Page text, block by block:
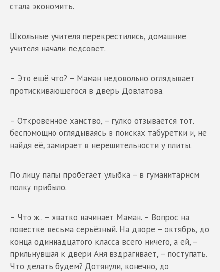
стала экономить.
Школьные учителя перекрестились, домашние
учителя начали педсовет.
– Это ещё что? – Маман недовольно оглядывает
протискивающегося в дверь Довлатова.
– Откровенное хамство, – гулко отзывается тот,
беспомощно оглядываясь в поисках табуретки и, не
найдя её, замирает в нерешительности у плиты.
По лицу папы пробегает улыбка – в гуманитарном
полку прибыло.
– Что ж.. – хватко начинает Маман. – Вопрос на
повестке весьма серьёзный. На дворе – октябрь, до
конца одиннадцатого класса всего ничего, а ей, –
прильнувшая к двери Аня вздрагивает, – поступать.
Что делать будем? Дотянули, конечно, до